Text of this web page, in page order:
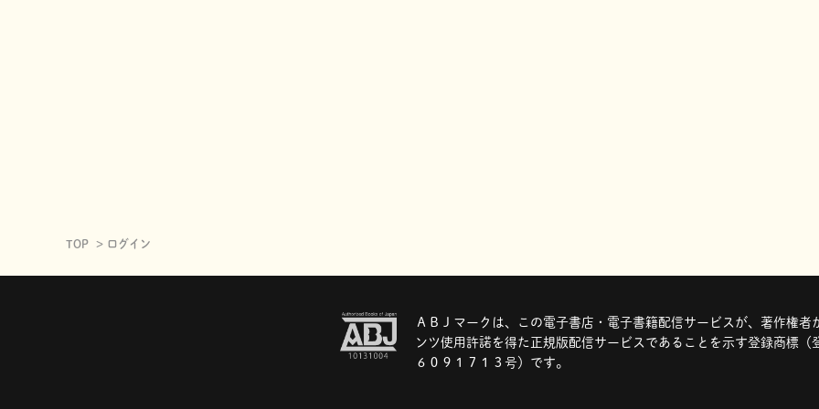
TOP ログイン
ＡＢＪマークは、この電子書店・電子書籍配信サービスが、著作権者
ンツ使用許諾を得た正規版配信サービスであることを示す登録商標（
６０９１７１３号）です。